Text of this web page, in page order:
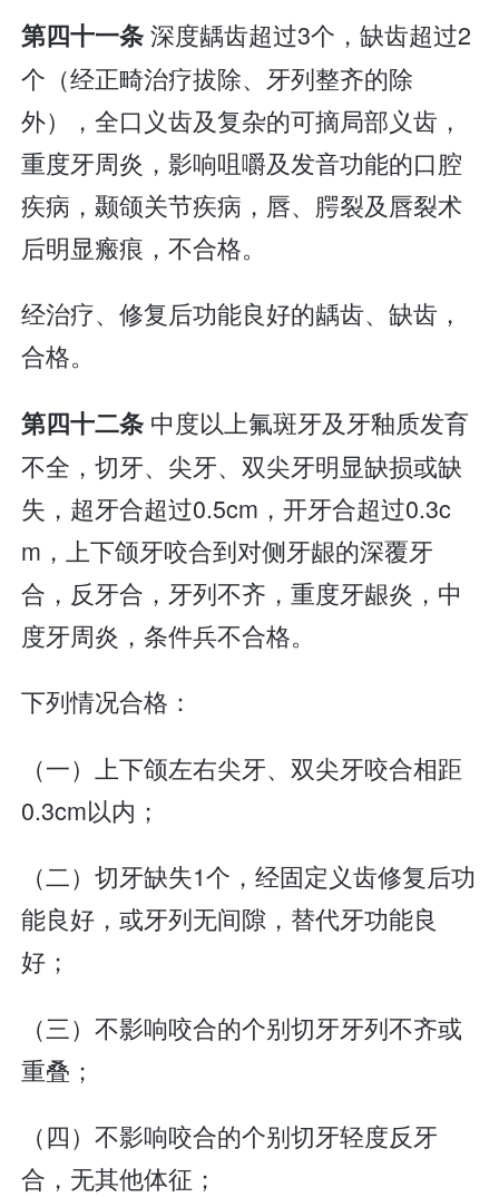
第四十一条深度龋齿超过3个，缺齿超过2
个（经正畸治疗拔除、牙列整齐的除
外），全口义齿及复杂的可摘局部义齿，
重度牙周炎，影响咀嚼及发音功能的口腔
疾病，颞颌关节疾病，唇、腭裂及唇裂术
后明显瘢痕，不合格。
经治疗、修复后功能良好的龋齿、缺齿，
合格。
第四十二条 中度以上氟斑牙及牙釉质发育
不全，切牙、尖牙、双尖牙明显缺损或缺
失，超牙合超过0.5cm，开牙合超过0.3c
m，上下颌牙咬合到对侧牙龈的深覆牙
合，反牙合，牙列不齐，重度牙龈炎，中
度牙周炎，条件兵不合格。
下列情况合格：
（一）上下颌左右尖牙、双尖牙咬合相距
0.3cm以内；
（二）切牙缺失1个，经固定义齿修复后功
能良好，或牙列无间隙，替代牙功能良
好；
（三）不影响咬合的个别切牙牙列不齐或
重叠；
（四）不影响咬合的个别切牙轻度反牙
合，无其他体征；